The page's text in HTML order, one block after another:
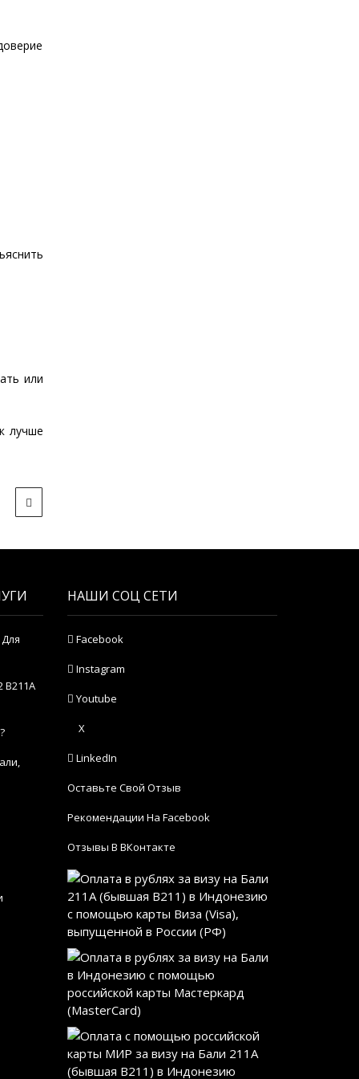
или
лучше
B211A
НАШИ СОЦ СЕТИ
Facebook
Instagram
Youtube
X
LinkedIn
Оставьте Свой Отзыв
Рекомендации На Facebook
Отзывы В ВКонтакте